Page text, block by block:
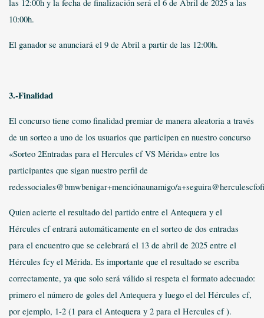
las 12:00h y la fecha de finalización será el 6 de Abril de 2025 a las
10:00h.
El ganador se anunciará el 9 de Abril a partir de las 12:00h.
3.-Finalidad
El concurso tiene como finalidad premiar de manera aleatoria a través
de un sorteo a uno de los usuarios que participen en nuestro concurso
«Sorteo 2Entradas para el Hercules cf VS Mérida» entre los
participantes que sigan nuestro perfil de
redessociales@bmwbenigar+menciónaunamigo/
Quien acierte el resultado del partido entre el Antequera y el
Hércules cf entrará automáticamente en el sorteo de dos entradas
para el encuentro que se celebrará el 13 de abril de 2025 entre el
Hércules fcy el Mérida. Es importante que el resultado se escriba
correctamente, ya que solo será válido si respeta el formato adecuado:
primero el número de goles del Antequera y luego el del Hércules cf,
por ejemplo, 1-2 (1 para el Antequera y 2 para el Hercules cf ).